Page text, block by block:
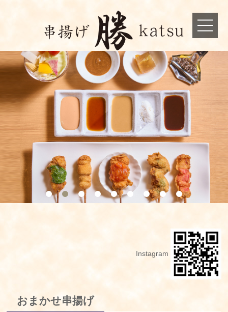
076-411-6565
ホーム
お店について
メニュー
Instagram
おまかせ串揚げ